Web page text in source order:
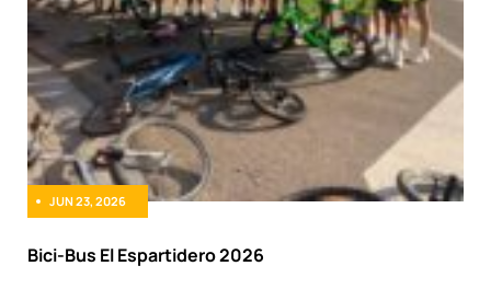
JUN 23, 2026
Bici-Bus El Espartidero 2026